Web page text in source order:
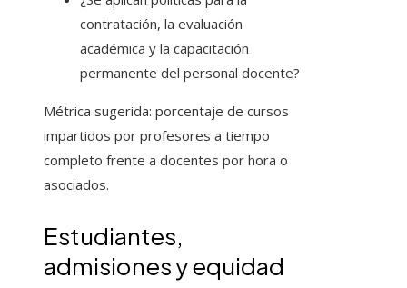
contratación, la evaluación
académica y la capacitación
permanente del personal docente?
Métrica sugerida: porcentaje de cursos
impartidos por profesores a tiempo
completo frente a docentes por hora o
asociados.
Estudiantes,
admisiones y equidad